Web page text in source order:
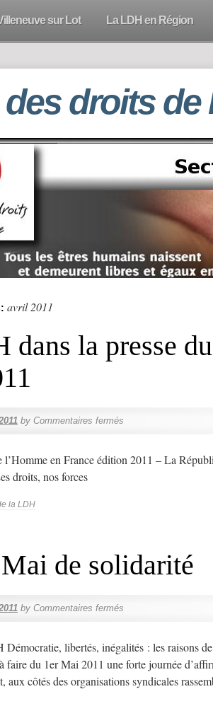
sur Lot La LDH en Région
droits de
avril 2011
dans la presse
by Commentaires fermés
l’Homme en France édition 2011 – La
droits, nos forces
la LDH
de solidarité
by Commentaires fermés
libertés, inégalités : les raisons
faire du 1er Mai 2011 une forte journée
aux côtés des organisations syndicales